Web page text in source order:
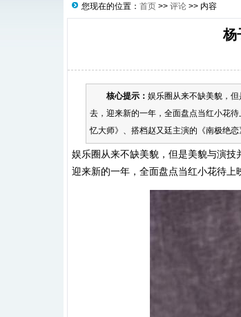
您现在的位置： 首页 >> 评论 >> 内容
杨
核心提示： 娱乐圈从来不缺美貌，
去，迎来新的一年，全面盘点当红小
忆大师》、搭档赵又廷主演的《南极绝
娱乐圈从来不缺美貌，但是美貌与演技
迎来新的一年，全面盘点当红小花待上